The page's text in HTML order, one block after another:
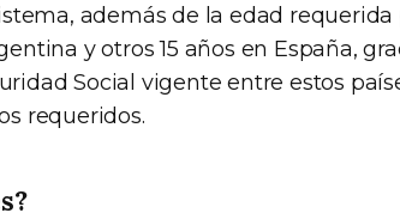
además de la edad requerida
y otros 15 años en España,
Social vigente entre estos
requeridos.